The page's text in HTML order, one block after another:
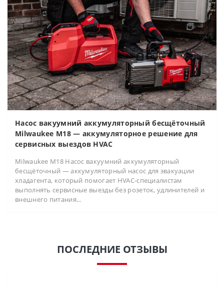
Насос вакуумний аккумуляторный бесщёточный
Milwaukee M18 — аккумуляторное решение для
сервисных выездов HVAC
Milwaukee M18 Насос вакуумний аккумуляторный
бесщёточный — аккумуляторный насос для эвакуации
хладагента, который помогает HVAC-специалистам
выполнять сервисные выезды без розеток, удлинителей и
внешнего питания...
ПОСЛЕДНИЕ ОТЗЫВЫ